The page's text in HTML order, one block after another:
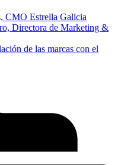
CMO Estrella Galicia
Directora de Marketing &
de las marcas con el